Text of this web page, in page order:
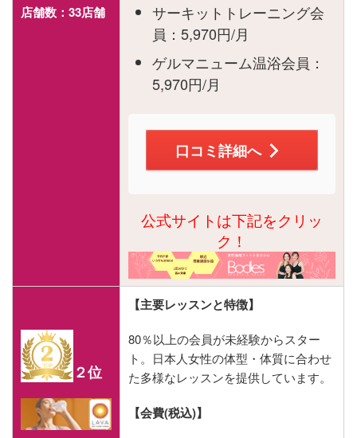
店舗数：33店舗
サーキットトレーニング会
員：5,970円/月
ゲルマニューム温浴会員：
5,970円/月
口コミ詳細へ
公式サイトは下記をクリッ
ク！
２位
【主要レッスンと特徴】
80％以上の会員が未経験からスター
ト。日本人女性の体型・体質に合わせ
た多様なレッスンを提供しています。
【会費(税込)】